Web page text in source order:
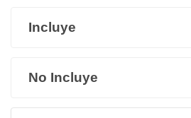
Incluye
No Incluye